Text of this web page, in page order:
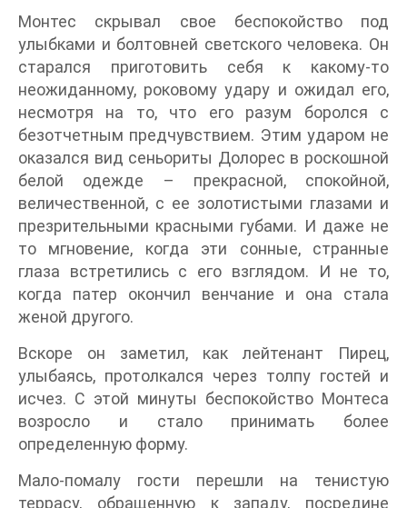
Монтес скрывал свое беспокойство под
улыбками и болтовней светского человека. Он
старался приготовить себя к какому-то
неожиданному, роковому удару и ожидал его,
несмотря на то, что его разум боролся с
безотчетным предчувствием. Этим ударом не
оказался вид сеньориты Долорес в роскошной
белой одежде – прекрасной, спокойной,
величественной, с ее золотистыми глазами и
презрительными красными губами. И даже не
то мгновение, когда эти сонные, странные
глаза встретились с его взглядом. И не то,
когда патер окончил венчание и она стала
женой другого.
Вскоре он заметил, как лейтенант Пирец,
улыбаясь, протолкался через толпу гостей и
исчез. С этой минуты беспокойство Монтеса
возросло и стало принимать более
определенную форму.
Мало-помалу гости перешли на тенистую
террасу, обращенную к западу, посредине